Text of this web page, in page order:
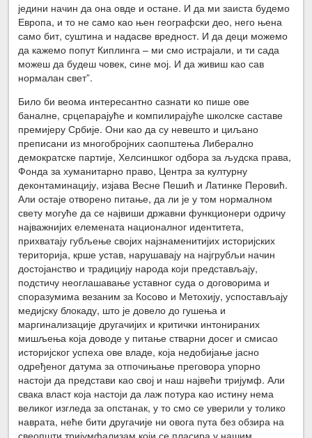
једини начин да она овде и остане. И да ми заиста будемо
Европа, и то не само као њен географски део, него њена
само бит, суштина и надасве вредност. И да деци можемо
да кажемо попут Киплинга – ми смо истрајали, и ти сада
можеш да будеш човек, сине мој. И да живиш као сав
нормалан свет”.
Било би веома интересантно сазнати ко пише ове
баналне, срцепарајуће и компилирајуће школске саставе
премијеру Србије. Они као да су невешто и циљано
преписани из многобројних саопштења Либерално
демократске партије, Хелсиншког одбора за људска права,
Фонда за хуманитарно право, Центра за културну
деконтаминацију, изјава Весне Пешић и Латинке Перовић.
Али остаје отворено питање, да ли је у том нормалном
свету могуће да се највиши државни функционери одричу
најважнијих елемената националног идентитета,
прихватају губљење својих најзнаменитијих историјских
територија, крше устав, нарушавају на најгрубљи начин
достојанство и традицију народа који представљају,
подстичу неоглашавање уставног суда о договорима и
споразумима везаним за Косово и Метохију, успостављају
медијску блокаду, што је довело до гушења и
маргинализације другачијих и критички интонираних
мишљења која доводе у питање стварни досег и смисао
историјског успеха ове владе, која недобијање јасно
одређеног датума за отпочињање преговора упорно
настоји да представи као свој и наш највећи тријумф. Али
свака власт која настоји да лаж потура као истину нема
великог изгледа за опстанак, у то смо се уверили у толико
наврата, неће бити другачије ни овога пута без обзира на
свеопшти тријумфализам који се пласира у нашим